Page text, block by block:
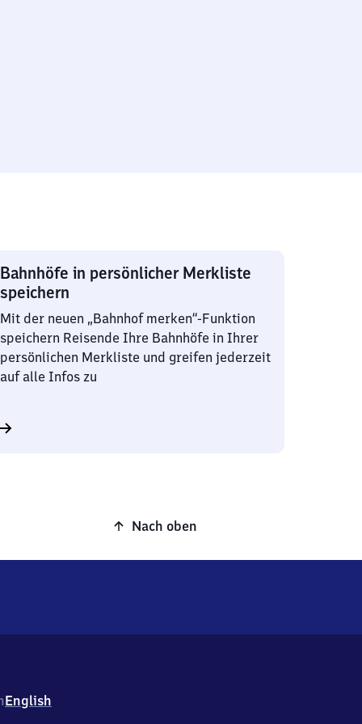
Bahnhöfe in persönlicher Merkliste
speichern
Mit der neuen „Bahnhof merken“-Funktion
speichern Reisende Ihre Bahnhöfe in Ihrer
persönlichen Merkliste und greifen jederzeit
auf alle Infos zu
Nach oben
English